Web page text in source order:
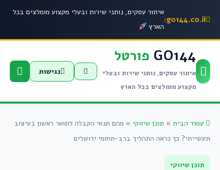
go144.co.il:
איתור עסקים, נותני שירות ובעלי מקצוע מומלצים בכל
הארץ
GO144 פורטל
איתור עסקים, נותני שירות ובעלי
מקצוע מומלצים בכל הארץ
נגישות
עמוד הבית » תוכן שיווקי » מהם תנאי הקבלה לתואר ראשון בעיצוב
תעשייתי? כך נראה התהליך ברב-תחומי ירושלים
תוכן שיווקי